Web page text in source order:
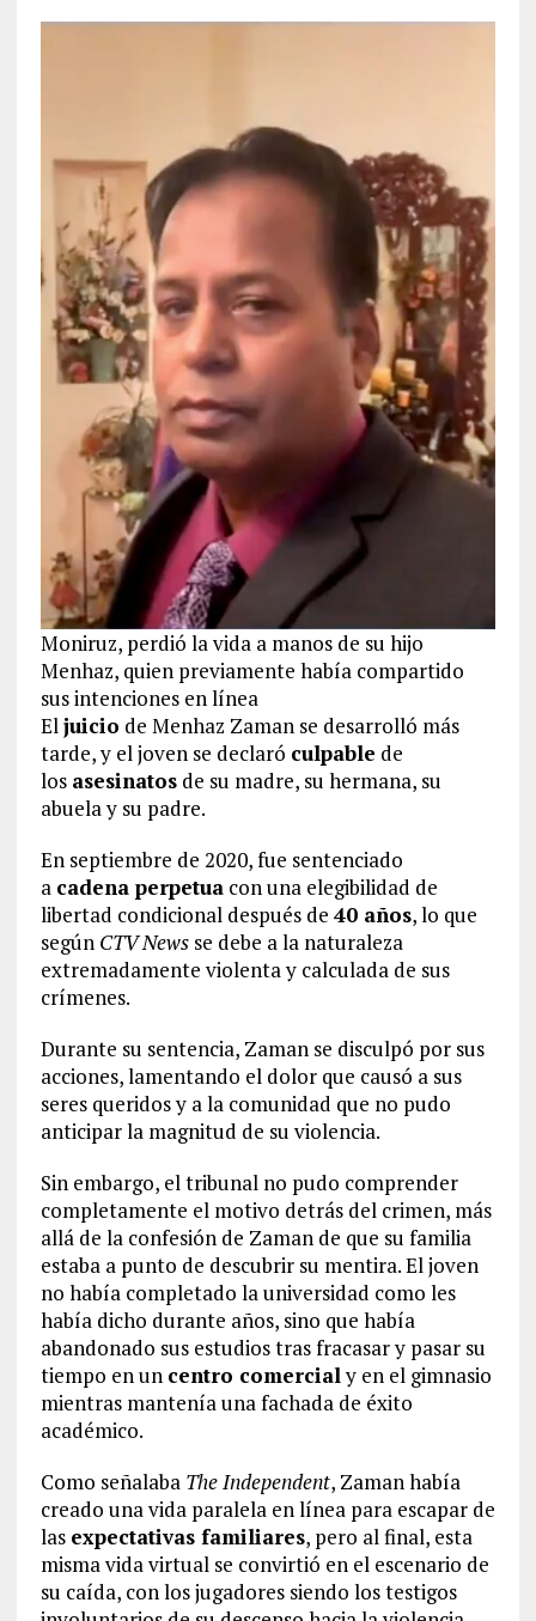
Moniruz, perdió la vida a manos de su hijo
Menhaz, quien previamente había compartido
sus intenciones en línea
Eljuicio de Menhaz Zaman se desarrolló más
tarde, y el joven se declaró culpable de
los asesinatosde su madre, su hermana, su
abuela y su padre.
En septiembre de 2020, fue sentenciado
a cadena perpetuacon una elegibilidad de
libertad condicional después de 40 años, lo que
según CTV Newsse debe a la naturaleza
extremadamente violenta y calculada de sus
crímenes.
Durante su sentencia, Zaman se disculpó por sus
acciones, lamentando el dolor que causó a sus
seres queridos y a la comunidad que no pudo
anticipar la magnitud de su violencia.
Sin embargo, el tribunal no pudo comprender
completamente el motivo detrás del crimen, más
allá de la confesión de Zaman de que su familia
estaba a punto de descubrir su mentira. El joven
no había completado la universidad como les
había dicho durante años, sino que había
abandonado sus estudios tras fracasar y pasar su
tiempo en un centro comercialy en el gimnasio
mientras mantenía una fachada de éxito
académico.
Como señalaba The Independent, Zaman había
creado una vida paralela en línea para escapar de
las expectativas familiares, pero al final, esta
misma vida virtual se convirtió en el escenario de
su caída, con los jugadores siendo los testigos